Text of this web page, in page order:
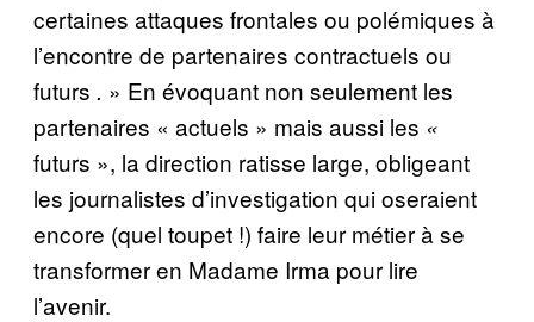
certaines attaques frontales ou polémiques à
l’encontre de partenaires contractuels ou
futurs . » En évoquant non seulement les
partenaires « actuels » mais aussi les «
futurs », la direction ratisse large, obligeant
les journalistes d’investigation qui oseraient
encore (quel toupet !) faire leur métier à se
transformer en Madame Irma pour lire
l’avenir.